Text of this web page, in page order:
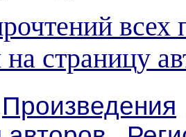
всех
страницу
Произведения